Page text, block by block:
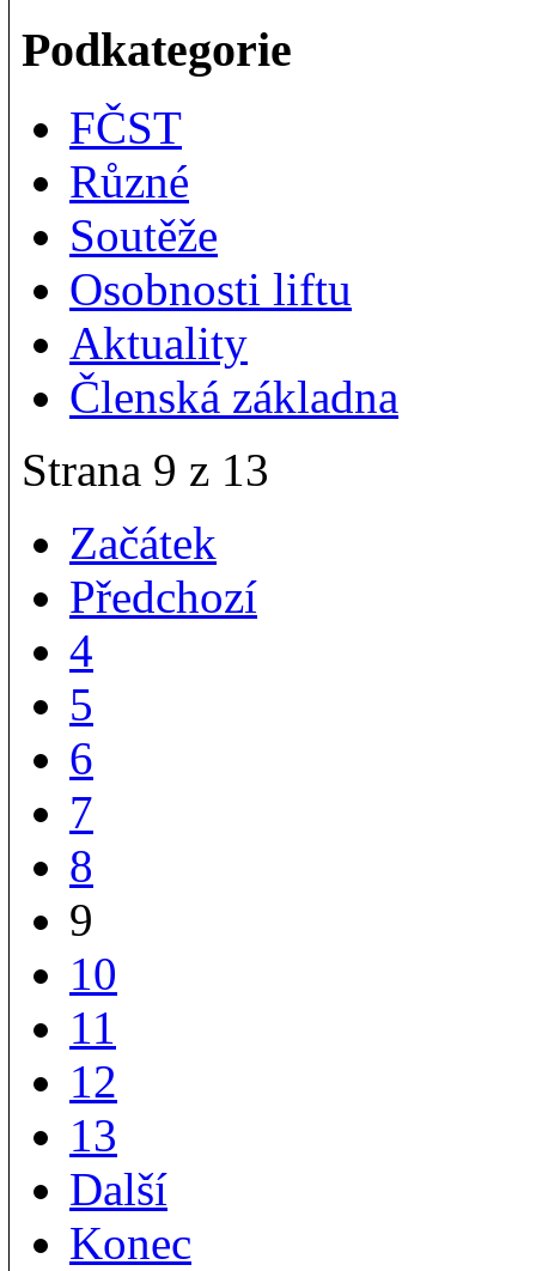
Podkategorie
FČST
Různé
Soutěže
Osobnosti liftu
Aktuality
Členská základna
Strana 9 z 13
Začátek
Předchozí
4
5
6
7
8
9
10
11
12
13
Další
Konec